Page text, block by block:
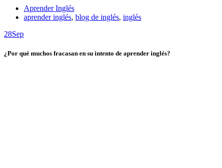
Aprender Inglés
aprender inglés, blog de inglés, inglés
28Sep
¿Por qué muchos fracasan en su intento de aprender inglés?